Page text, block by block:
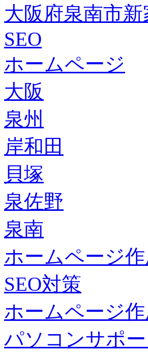
大阪府泉南市
SEO
ホームページ
大阪
泉州
岸和田
貝塚
泉佐野
泉南
ホームページ
SEO対策
ホームページ
パソコンサポー